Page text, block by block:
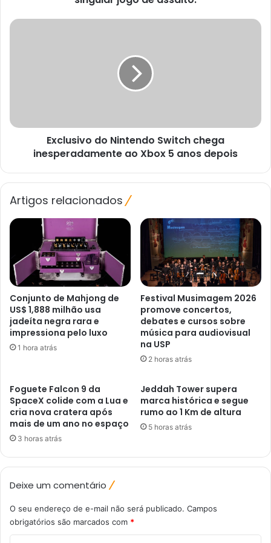
assalto.
Exclusivo
5
depois
Exclusivo do Nintendo Switch chega
inesperadamente ao Xbox 5 anos depois
Artigos relacionados
Conjunto de Mahjong de
US$ 1,888 milhão usa
jadeíta negra rara e
impressiona pelo luxo
1 hora atrás
Festival Musimagem 2026
promove concertos,
debates e cursos sobre
música para audiovisual
na USP
2 horas atrás
Foguete Falcon 9 da
SpaceX colide com a Lua e
cria nova cratera após
mais de um ano no espaço
3 horas atrás
Jeddah Tower supera
marca histórica e segue
rumo ao 1 Km de altura
5 horas atrás
Deixe um comentário
O seu endereço de e-mail não será publicado. Campos
obrigatórios são marcados com *